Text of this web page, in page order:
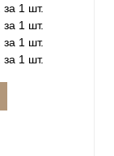
1 шт.
1 шт.
1 шт.
1 шт.